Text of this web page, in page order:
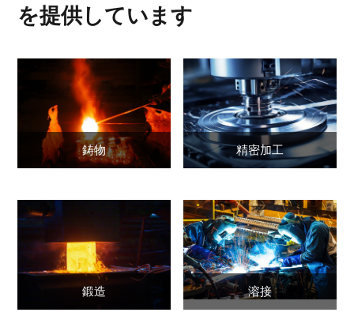
を提供しています
鋳物 精密加工
鍛造 溶接